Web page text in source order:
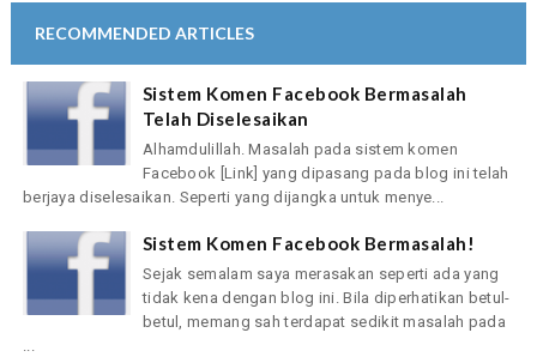
RECOMMENDED ARTICLES
Sistem Komen Facebook Bermasalah
Telah Diselesaikan
Alhamdulillah. Masalah pada sistem komen
Facebook [Link] yang dipasang pada blog ini telah
berjaya diselesaikan. Seperti yang dijangka untuk menye...
Sistem Komen Facebook Bermasalah!
Sejak semalam saya merasakan seperti ada yang
tidak kena dengan blog ini. Bila diperhatikan betul-
betul, memang sah terdapat sedikit masalah pada